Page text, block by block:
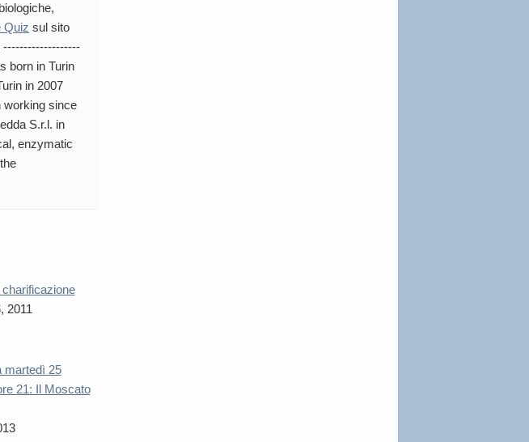
Quiz sul sito
-------------------
born in Turin
in 2007
working since
S.r.l. in
enzymatic
2011
martedì 25
21: Il Moscato